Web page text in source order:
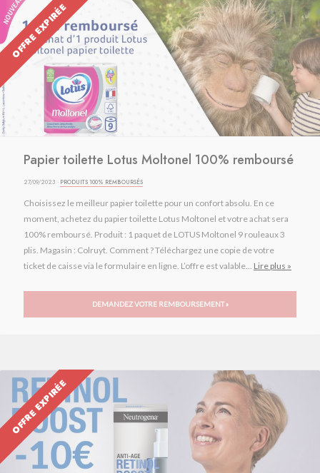
OFFRE EXPIRÉE
Papier toilette Lotus Moltonel 100% remboursé
27/09/2023 · PRODUITS 100% REMBOURSÉS
Choisissez le meilleur papier toilette pour un confort absolu. En ce
moment, achetez du papier toilette Lotus Moltonel et votre achat sera
100% remboursé. Produit : 1 paquet de LOTUS Moltonel 9 rouleaux 3
plis. Magasin : Colruyt. Comment ? Téléchargez une copie de votre
ticket de caisse via le formulaire en ligne. L’offre est valable... Lire plus »
DEMANDEZ VOTRE REMBOURSEMENT »
OFFRE EXPIRÉE